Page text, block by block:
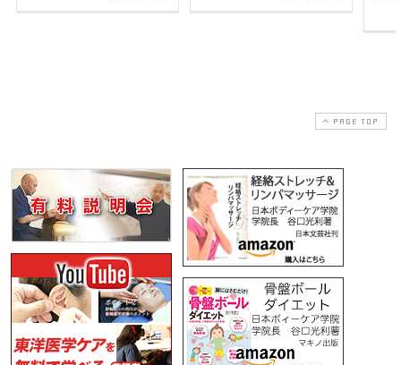
PAGE TOP